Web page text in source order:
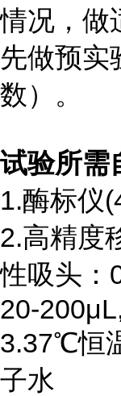
情况，做
先做预实
数）。
试验所需
1.酶标仪
2.高精度
性吸头：
20-200μ
3.37℃恒
子水